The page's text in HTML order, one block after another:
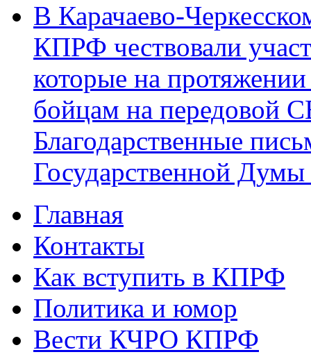
В Карачаево-
КПРФ чествовали
которые на
бойцам на передовой
Благодарственные
Государственной
Главное меню
Главная
Контакты
Как вступить в КПРФ
Политика и юмор
Вести КЧРО КПРФ